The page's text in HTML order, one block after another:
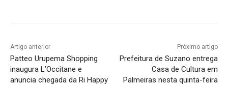
Artigo anterior
Patteo Urupema Shopping
inaugura L’Occitane e
anuncia chegada da Ri Happy
Próximo artigo
Prefeitura de Suzano entrega
Casa de Cultura em
Palmeiras nesta quinta-feira